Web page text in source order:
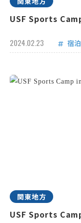
USF Sports
2024.02.23 宿
関東地方
USF Sports